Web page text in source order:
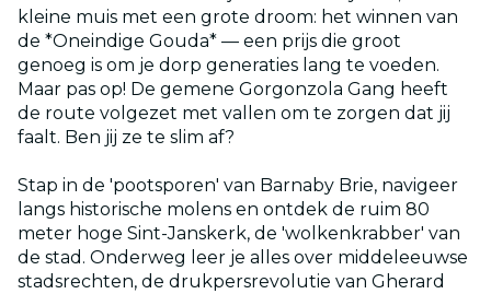
kleine muis met een grote droom: het winnen van
de *Oneindige Gouda* — een prijs die groot
genoeg is om je dorp generaties lang te voeden.
Maar pas op! De gemene Gorgonzola Gang heeft
de route volgezet met vallen om te zorgen dat jij
faalt. Ben jij ze te slim af?
Stap in de 'pootsporen' van Barnaby Brie, navigeer
langs historische molens en ontdek de ruim 80
meter hoge Sint-Janskerk, de 'wolkenkrabber' van
de stad. Onderweg leer je alles over middeleeuwse
stadsrechten, de drukpersrevolutie van Gherard